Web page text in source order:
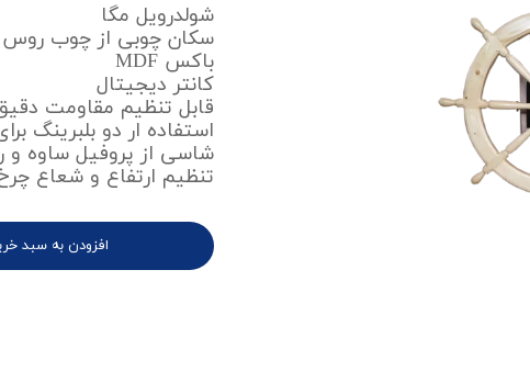
شولدرویل مگا
سکان چوبی از چوب روس
باکس MDF
کانتر دیجیتال
قابل تنظیم مقاومت
استفاده ار دو بلبرینگ
شاسی از پروفیل ساوه و
تنظیم ارتفاع و شعاع
افزودن به سبد